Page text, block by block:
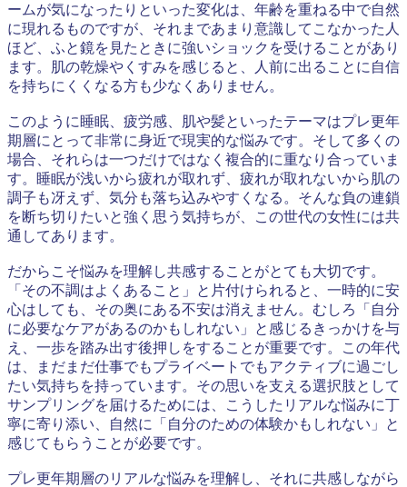
ームが気になったりといった変化は、年齢を重ねる中で自然
に現れるものですが、それまであまり意識してこなかった人
ほど、ふと鏡を見たときに強いショックを受けることがあり
ます。肌の乾燥やくすみを感じると、人前に出ることに自信
を持ちにくくなる方も少なくありません。
このように睡眠、疲労感、肌や髪といったテーマはプレ更年
期層にとって非常に身近で現実的な悩みです。そして多くの
場合、それらは一つだけではなく複合的に重なり合っていま
す。睡眠が浅いから疲れが取れず、疲れが取れないから肌の
調子も冴えず、気分も落ち込みやすくなる。そんな負の連鎖
を断ち切りたいと強く思う気持ちが、この世代の女性には共
通してあります。
だからこそ悩みを理解し共感することがとても大切です。
「その不調はよくあること」と片付けられると、一時的に安
心はしても、その奥にある不安は消えません。むしろ「自分
に必要なケアがあるのかもしれない」と感じるきっかけを与
え、一歩を踏み出す後押しをすることが重要です。この年代
は、まだまだ仕事でもプライベートでもアクティブに過ごし
たい気持ちを持っています。その思いを支える選択肢として
サンプリングを届けるためには、こうしたリアルな悩みに丁
寧に寄り添い、自然に「自分のための体験かもしれない」と
感じてもらうことが必要です。
プレ更年期層のリアルな悩みを理解し、それに共感しながら